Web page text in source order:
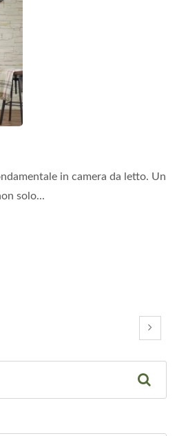
in camera da letto. Un
solo...